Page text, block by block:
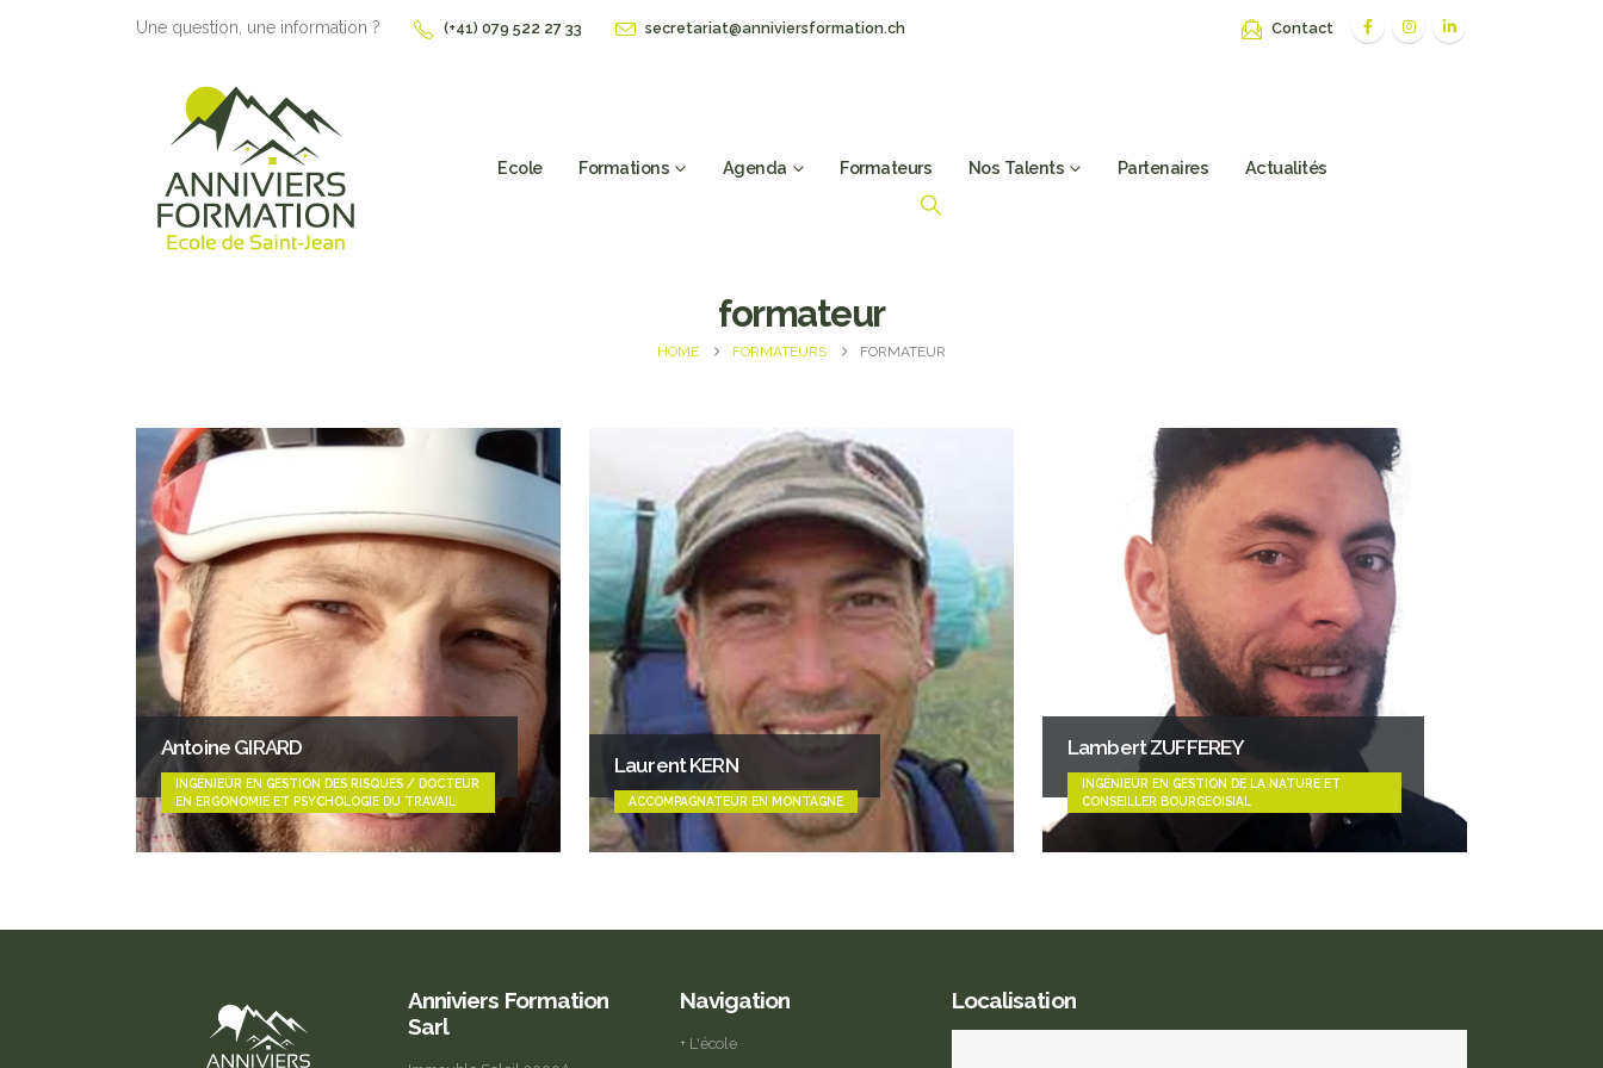
Une question, une information ? (+41) 079 522 27 33 secretariat@anniviersformation.ch Contact
Ecole Formations Agenda Formateurs Nos Talents Partenaires Actualités
formateur
HOME FORMATEURS FORMATEUR
Antoine GIRARD
INGÉNIEUR EN GESTION DES RISQUES / DOCTEUR
EN ERGONOMIE ET PSYCHOLOGIE DU TRAVAIL
Laurent KERN
ACCOMPAGNATEUR EN MONTAGNE
Lambert ZUFFEREY
INGÉNIEUR EN GESTION DE LA NATURE ET
CONSEILLER BOURGEOISIAL
Anniviers Formation
Sarl
Navigation
+ L'école
Localisation